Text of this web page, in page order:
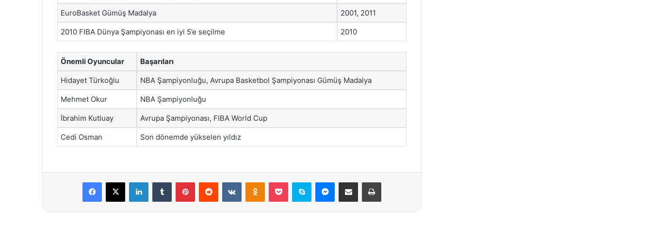
EuroBasket Gümüş Madalya 2001, 2011
2010 FIBA Dünya Şampiyonası en iyi 5’e seçilme 2010
Önemli Oyuncular Başarıları
Hidayet Türkoğlu NBA Şampiyonluğu, Avrupa Basketbol Şampiyonası Gümüş Madalya
Mehmet Okur NBA Şampiyonluğu
İbrahim Kutluay Avrupa Şampiyonası, FIBA World Cup
Cedi Osman Son dönemde yükselen yıldız
Facebook
X LinkedInTumblr PinterestReddit VKontakteOdnoklassniki
Pocket Skype Messenger
E-Posta ile paylaş Yazdır